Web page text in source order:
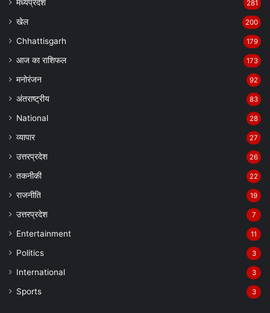
मध्यप्रदेश 281
खेल 200
Chhattisgarh 179
आज का राशिफल 173
मनोरंजन 92
अंतराष्ट्रीय 83
National 28
व्यापार 27
उत्तरप्रदेश 26
तकनीकी 22
राजनीति 19
उत्तरप्रदेश 7
Entertainment 11
Politics 3
International 3
Sports 3